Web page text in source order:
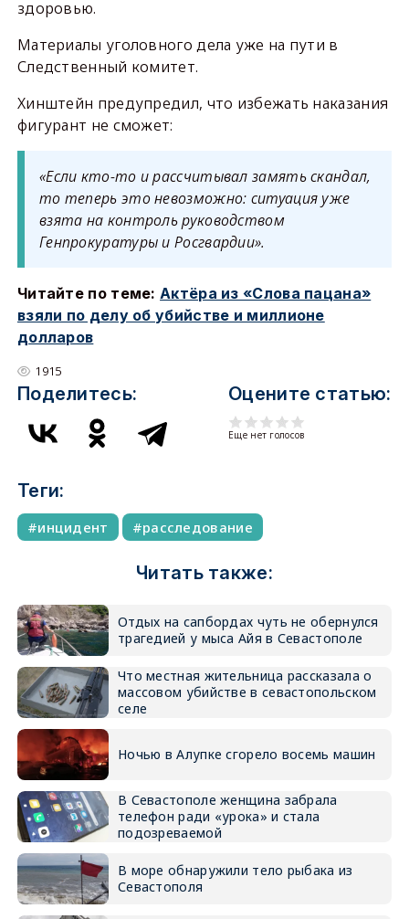
здоровью.
Материалы уголовного дела уже на пути в
Следственный комитет.
Хинштейн предупредил, что избежать наказания
фигурант не сможет:
«Если кто-то и рассчитывал замять скандал,
то теперь это невозможно: ситуация уже
взята на контроль руководством
Генпрокуратуры и Росгвардии».
Читайте по теме:Актёра из «Слова пацана»
взяли по делу об убийстве и миллионе
долларов
1915
Поделитесь: Оцените статью:
Еще нет голосов
Теги:
инцидент расследование
Читать также:
Отдых на сапбордах чуть не обернулся
трагедией у мыса Айя в Севастополе
Что местная жительница рассказала о
массовом убийстве в севастопольском
селе
Ночью в Алупке сгорело восемь машин
В Севастополе женщина забрала
телефон ради «урока» и стала
подозреваемой
В море обнаружили тело рыбака из
Севастополя